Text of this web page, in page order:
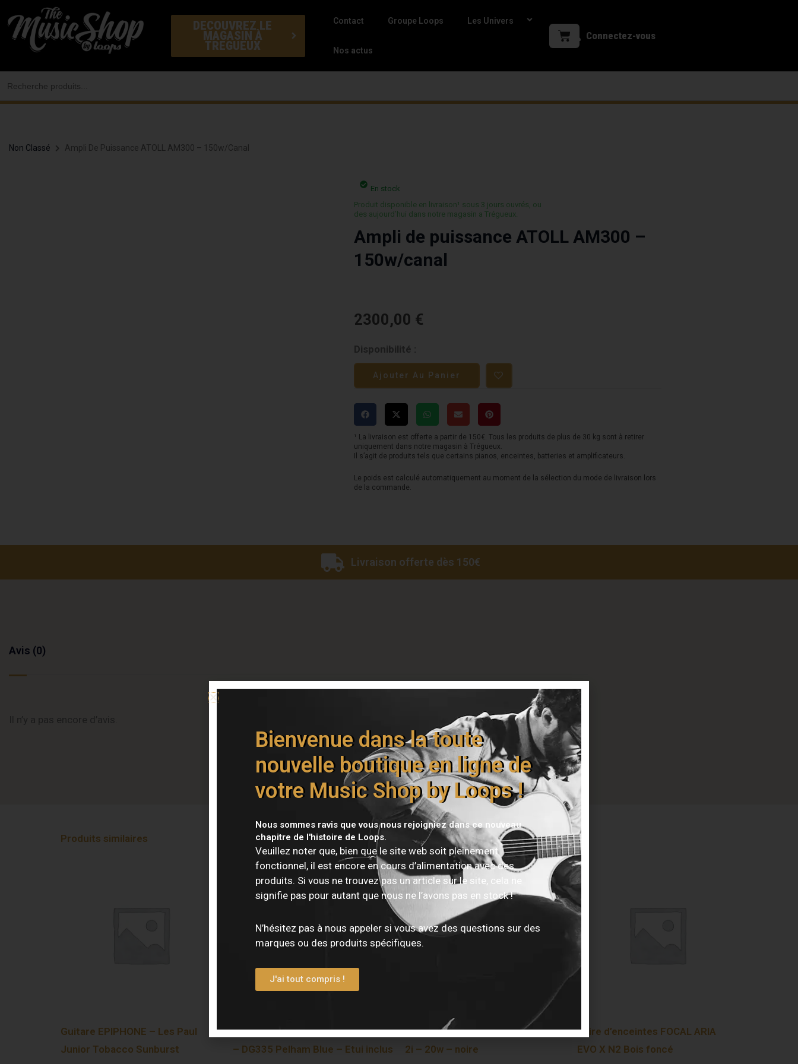
au
contenu
DECOUVREZ LE
MAGASIN À
TREGUEUX
Contact Groupe Loops Les Univers
Nos actus
Connectez-vous
Non Classé Ampli De Puissance ATOLL AM300 – 150w/canal
En stock
Produit disponible en livraison¹ sous 3 jours ouvrés, ou
des aujourd’hui dans notre magasin a Trégueux.
Ampli de puissance ATOLL AM300 –
150w/canal
2300,00 €
Disponibilité :
quantité
de
Ampli
de
puissance
ATOLL
AM300
-
150w/canal
Ajouter Au Panier
¹ La livraison est offerte a partir de 150€. Tous les produits de plus de 30 kg sont à retirer
uniquement dans notre magasin à Trégueux.
Il s’agit de produits tels que certains pianos, enceintes, batteries et amplificateurs.
Le poids est calculé automatiquement au moment de la sélection du mode de livraison lors
de la commande.
Livraison offerte dès 150€
Avis (0)
pour publier un avis.
Produits similaires
Guitare EPIPHONE – Les Paul
Junior Tobacco Sunburst
Guitare EPIPHONE – Dave GROHL
– DG335 Pelham Blue – Etui inclus
Enceinte BLUESOUND Pulse Flex
2i – 20w – noire
Paire d’enceintes FOCAL ARIA
EVO X N2 Bois foncé
Bienvenue dans la toute
nouvelle boutique en ligne de
votre Music Shop by Loops !
Nous sommes ravis que vous nous rejoigniez dans ce nouveau
chapitre de l'histoire de Loops.
Veuillez noter que, bien que le site web soit pleinement
fonctionnel, il est encore en cours d’alimentation avec des
produits. Si vous ne trouvez pas un article sur le site, cela ne
signifie pas pour autant que nous ne l’avons pas en stock !
N’hésitez pas à nous appeler si vous avez des questions sur des
marques ou des produits spécifiques.
J'ai tout compris !